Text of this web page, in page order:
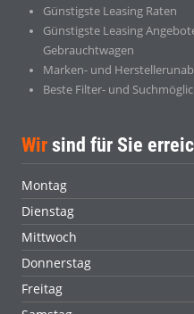
Günstigste Leasing Raten
Günstigste Leasing
Gebrauchtwagen
Marken- und
Beste Filter- und
Wir sind für Sie
Montag
Dienstag
Mittwoch
Donnerstag
Freitag